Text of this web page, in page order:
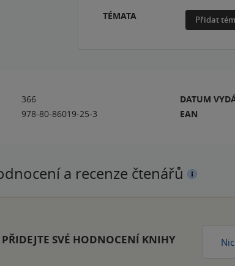
TÉMATA
Přidat
366
978-80-86019-25-3
DATUM
EAN
a recenze čtenářů
PŘIDEJTE SVÉ HODNOCENÍ KNIHY